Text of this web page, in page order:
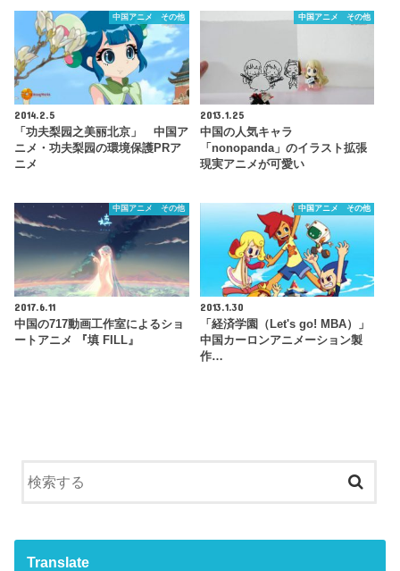
中国アニメ その他
2014.2.5
「功夫梨园之美丽北京」 中国ア
ニメ・功夫梨园の環境保護PRア
ニメ
中国アニメ その他
2013.1.25
中国の人気キャラ
「nonopanda」のイラスト拡張
現実アニメが可愛い
中国アニメ その他
2017.6.11
中国の717動画工作室によるショ
ートアニメ 『填 FILL』
中国アニメ その他
2013.1.30
「経済学園（Let's go! MBA）」
中国カーロンアニメーション製
作…
Translate